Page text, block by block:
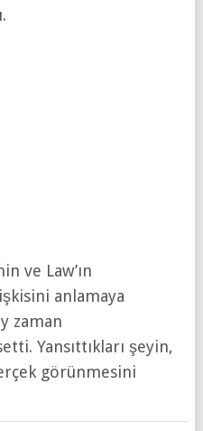
ve Law’ın
anlamaya
zaman
Yansıttıkları şeyin,
görünmesini